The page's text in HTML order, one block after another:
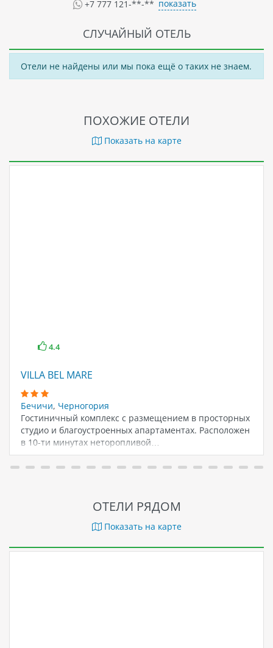
+7 777 121-**-** показать
СЛУЧАЙНЫЙ ОТЕЛЬ
Отели не найдены или мы пока ещё о таких не знаем.
ПОХОЖИЕ ОТЕЛИ
Показать на карте
4.4
VILLA BEL MARE
Бечичи, Черногория
Гостиничный комплекс с размещением в просторных
студио и благоустроенных апартаментах. Расположен
в 10-ти минутах неторопливой…
ОТЕЛИ РЯДОМ
Показать на карте